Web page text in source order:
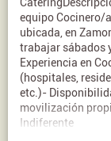
equipo Cocinero/
ubicada, en
trabajar sábados
Experiencia en
(hospitales,
etc.)-
movilización
Indiferente